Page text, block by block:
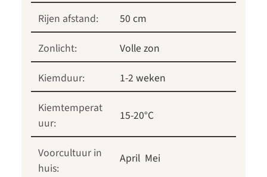
Rijen afstand:
50 cm
Zonlicht:
Volle zon
Kiemduur:
1-2 weken
Kiemtemperat
uur:
15-20°C
Voorcultuur in
huis:
April Mei